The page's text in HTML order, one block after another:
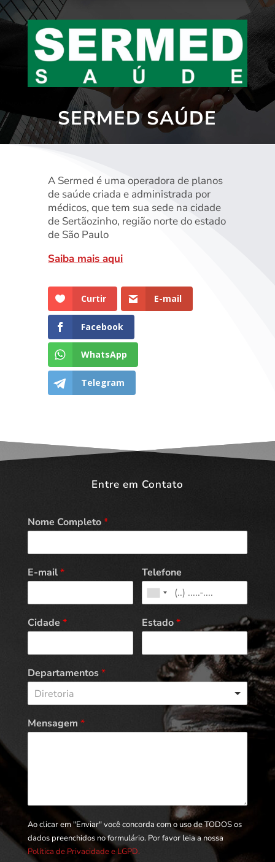
SERMED SAÚDE
A Sermed é uma operadora de planos
de saúde criada e administrada por
médicos, que tem sua sede na cidade
de Sertãozinho, região norte do estado
de São Paulo
Saiba mais aqui
Curtir E-mail
Facebook
WhatsApp
Telegram
Entre em Contato
Nome Completo*
E-mail* Telefone
Cidade * Estado*
Departamentos*
Diretoria
Mensagem *
Ao clicar em "Enviar" você concorda com o uso de TODOS os
dados preenchidos no formulário. Por favor leia a nossa
Política de Privacidade e LGPD.